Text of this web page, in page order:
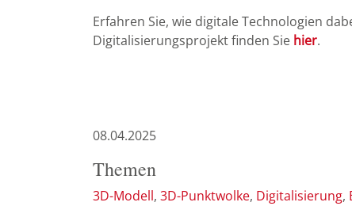
Erfahren Sie, wie digitale Technologien
Digitalisierungsprojekt finden Sie hier.
08.04.2025
Themen
3D-Modell 3D-Punktwolke Digitalisierung